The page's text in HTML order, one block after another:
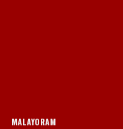
MALAYORAM